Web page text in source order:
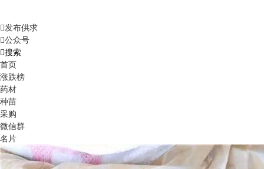
发布供求
公众号
搜索
首页
涨跌榜
药材
种苗
采购
微信群
名片